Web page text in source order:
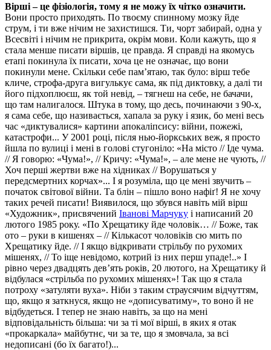
Вірші – це фізіологія, тому я не можу їх чітко означити.
Вони просто приходять. По твоєму спинному мозку йде
струм, і ти вже нічим не захистишся. Ти, чорт забирай, одна у
Всесвіті і нічим не прикрита, окрім мови. Коли кажуть, що я
стала менше писати віршів, це правда. Я справді на якомусь
етапі покинула їх писати, хоча це не означає, що вони
покинули мене. Скільки себе пам’ятаю, так було: вірш тебе
кличе, строфа-друга вигулькує сама, як під диктовку, а далі ти
його підхоплюєш, як той невід, – тягнеш на себе, не бачачи,
що там налигалося. Штука в тому, що десь, починаючи з 90-х,
я сама себе, що називається, хапала за руку і язик, бо мені весь
час «диктувалися» картини апокаліпсису: війни, пожежі,
катастрофи... У 2001 році, після нью-йоркських веж, я просто
йшла по вулиці і мені в голові стугоніло: «На місто // Іде чума.
// Я говорю: «Чума!», // Кричу: «Чума!», – але мене не чують, //
Хоч перші жертви вже на хідниках // Ворушаться у
передсмертних корчах»... І я розуміла, що це мені звучить –
початок світової війни. Та блін – пішло воно нафіґ! Я не хочу
таких речей писати! Виявилося, що збувся навіть мій вірш
«Художник», присвячений Іванові Марчуку і написаний 20
лютого 1985 року. «По Хрещатику йде чоловік… // Боже, так
ото – руки в кишенях – // Кількасот чоловіків сю мить по
Хрещатику йде. // І якщо відкривати стрільбу по рухомих
мішенях, // То іще невідомо, котрий із них перш упаде!..» І
рівно через двадцять дев’ять років, 20 лютого, на Хрещатику й
відбулася «стрільба по рухомих мішенях»! Так що я стала
потроху «затуляти вуха». Ніби з таким страусячим відчуттям,
що, якщо я заткнуся, якщо не «дописуватиму», то воно й не
відбудеться. І тепер не знаю навіть, за що на мені
відповідальність більша: чи за ті мої вірші, в яких я отак
«прокаркала» майбутнє, чи за те, що я змовчала, за всі
недописані (бо їх багато!)...